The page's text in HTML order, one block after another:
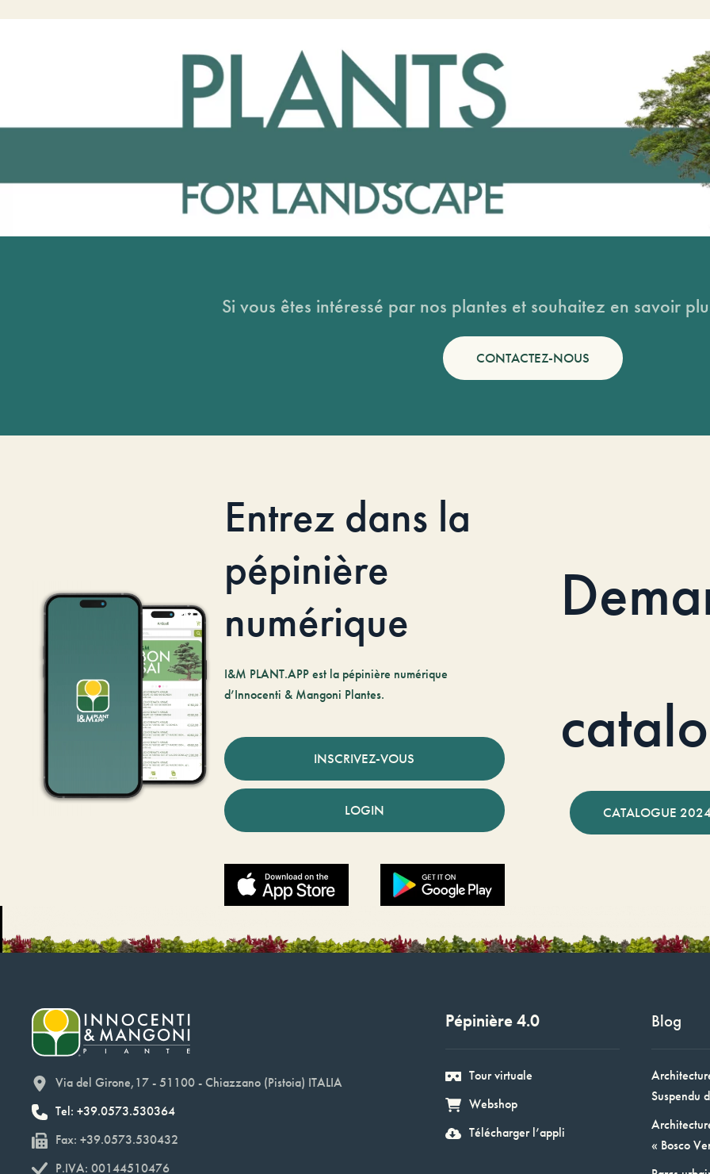
Si vous êtes intéressé par nos plantes et souhaitez en savoir
CONTACTEZ-NOUS
Entrez dans la
pépinière
numérique
I&M PLANT.APP est la pépinière numérique
d’Innocenti & Mangoni Plantes.
INSCRIVEZ-VOUS
LOGIN CATALOGUE
Via del Girone,17 - 51100 - Chiazzano (Pistoia) ITALIA
Tel: +39.0573.530364
Fax: +39.0573.530432
P.IVA: 00144510476
Pépinière 4.0
Tour virtuale
Webshop
Télécharger l’appli
Blog
Suspendu
« Bosco